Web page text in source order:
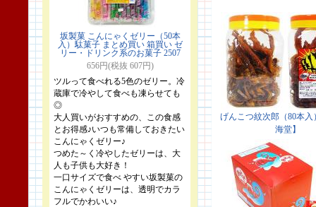
坂製菓 こんにゃくゼリー（50本
入）駄菓子 まとめ買い 箱買い ゼ
リー・ドリンク系のお菓子 2507
656円(税抜 607円)
ツルって食べれる5色のゼリー。冷
蔵庫で冷やして食べも凍らせても
◎
大人買いがおすすめの、この食感
とお得感♪いつも常備しておきたい
こんにゃくゼリー♪
つめた～く冷やしたゼリーは、大
人も子供も大好き！
一口サイズで食べ やすい坂製菓の
こんにゃくゼリーは、透明でカラ
フルでかわいい♪